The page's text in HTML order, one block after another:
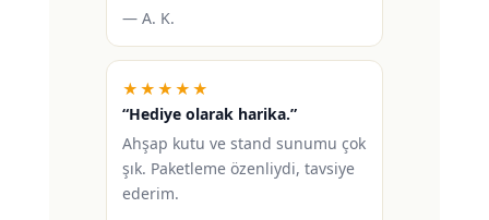
— A. K.
★★★★★
“Hediye olarak harika.”
Ahşap kutu ve stand sunumu çok
şık. Paketleme özenliydi, tavsiye
ederim.